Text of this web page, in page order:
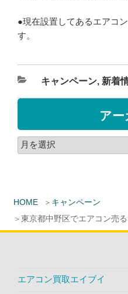
HOME
キャンペーン
東京都中野区でエアコン売
●現在設置してあるエアコ
す。
キャンペーン, 新着
ア
エアコン買取エイブイ